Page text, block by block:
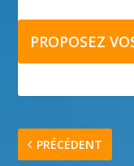
PROPOSEZ
PRÉCÉDENT